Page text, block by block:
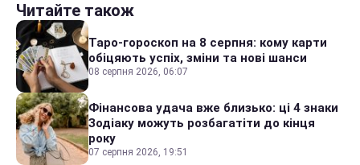
Читайте також
Таро-гороскоп на 8 серпня: кому карти
обіцяють успіх, зміни та нові шанси
08 серпня 2026, 06:07
Фінансова удача вже близько: ці 4 знаки
Зодіаку можуть розбагатіти до кінця
року
07 серпня 2026, 19:51